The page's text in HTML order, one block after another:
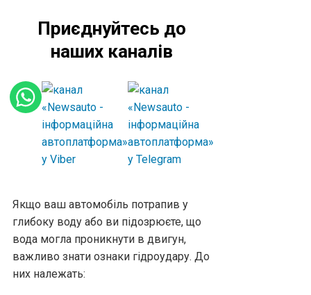
Приєднуйтесь до
наших каналів
Якщо ваш автомобіль потрапив у
глибоку воду або ви підозрюєте, що
вода могла проникнути в двигун,
важливо знати ознаки гідроудару. До
них належать: